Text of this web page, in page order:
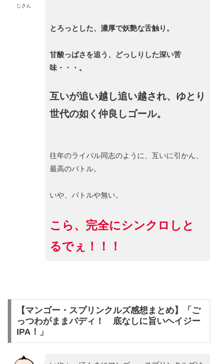
じさん
とろっとした、濃厚で妖艶な舌触り。
甘酸っぱさを追う、どっしりした深い苦
味・・・。
互いが追い越し追い越され、ゆとり
世代の如く仲良しゴール。
往年のライバル同志のように、互いに引かん、
最高のバトル。
いや、バトルや無い。
こら、完全にシンクロしと
るでぇ！！！
【マンゴー・スプリンクルズ感想まとめ】「ご
っつわがままバディ！ 底なしに旨いヘイジー
IPA！」